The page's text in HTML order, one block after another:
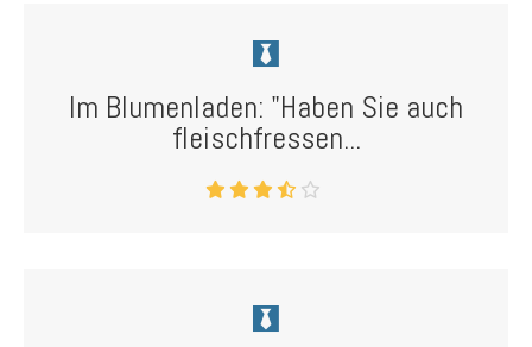
Im Blumenladen: "Haben Sie auch
fleischfressen...